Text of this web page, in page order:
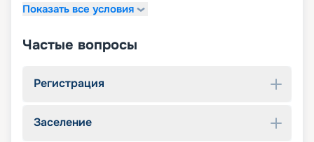
Показать все условия
Частые вопросы
Регистрация
Заселение